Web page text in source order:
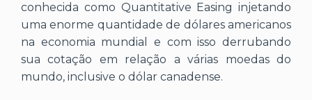
conhecida como Quantitative Easing injetando
uma enorme quantidade de dólares americanos
na economia mundial e com isso derrubando
sua cotação em relação a várias moedas do
mundo, inclusive o dólar canadense.